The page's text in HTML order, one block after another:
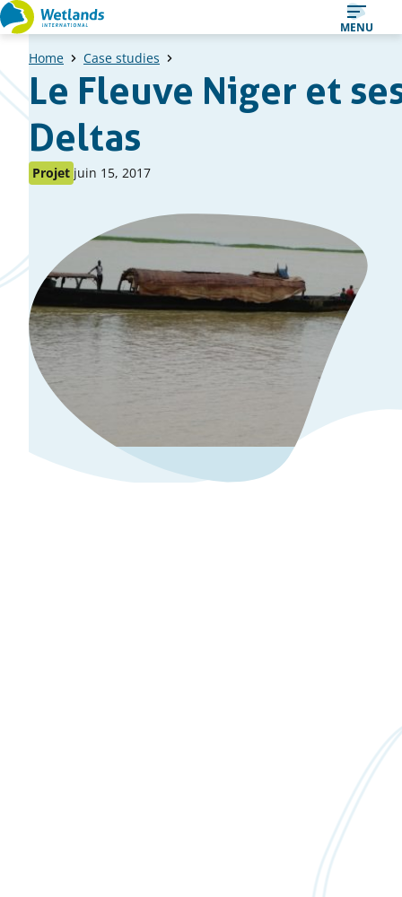
Straight
to
content
MENU
Home Case studies
Le Fleuve Niger et
Deltas
Publié
Projet Publié
juin 15, 2017